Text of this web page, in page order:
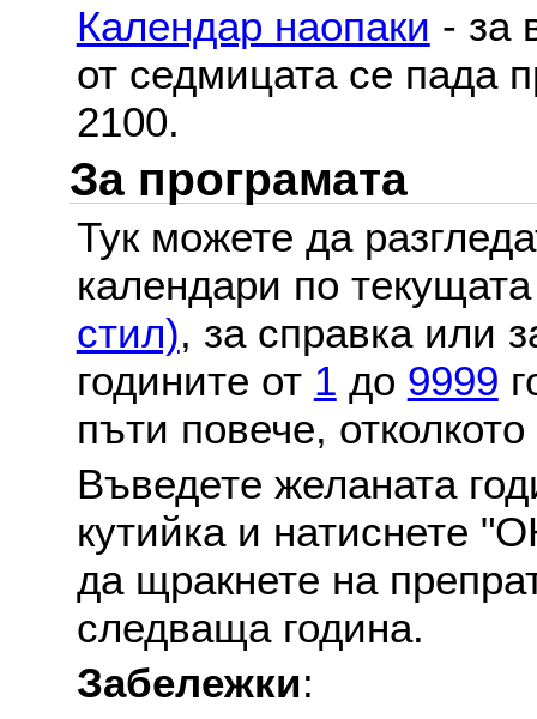
Календар наопаки - за
от седмицата се пада
2100.
За програмата
Тук можете да
календари по
стил), за справка или
годините от 1 до 9999
пъти повече,
Въведете желаната
кутийка и натиснете
да щракнете на
следваща година.
Забележки: